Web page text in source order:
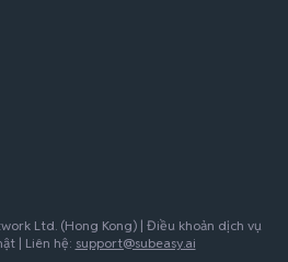
Ltd. (Hong Kong) | Điều khoản dịch vụ
| Liên hệ: support@subeasy.ai